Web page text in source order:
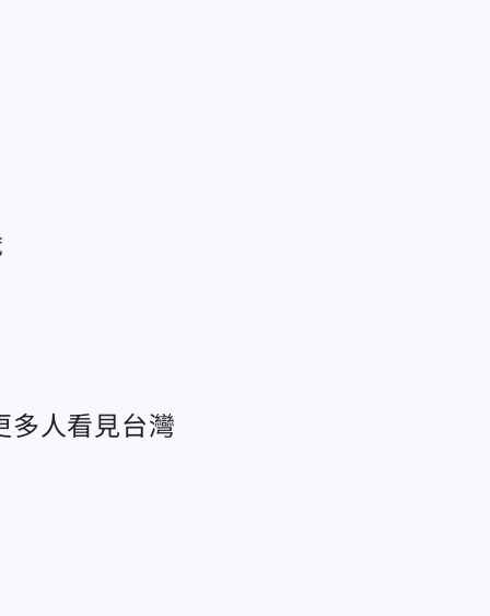
人看見台灣